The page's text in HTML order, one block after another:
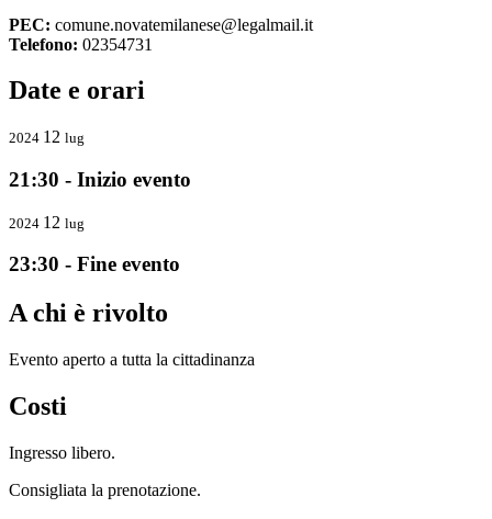
PEC: comune.novatemilanese@legalmail.it
Telefono: 02354731
Date e orari
2024 12 lug
21:30 - Inizio evento
2024 12 lug
23:30 - Fine evento
A chi è rivolto
Evento aperto a tutta la cittadinanza
Costi
Ingresso libero.
Consigliata la prenotazione.